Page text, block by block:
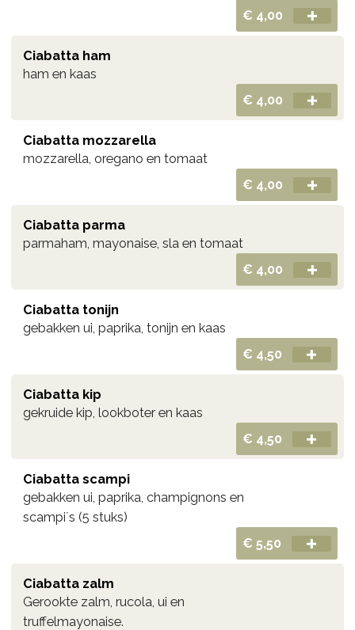
€ 4,00
Ciabatta ham
ham en kaas
€ 4,00
Ciabatta mozzarella
mozzarella, oregano en tomaat
€ 4,00
Ciabatta parma
parmaham, mayonaise, sla en tomaat
€ 4,00
Ciabatta tonijn
gebakken ui, paprika, tonijn en kaas
€ 4,50
Ciabatta kip
gekruide kip, lookboter en kaas
€ 4,50
Ciabatta scampi
gebakken ui, paprika, champignons en
scampi´s (5 stuks)
€ 5,50
Ciabatta zalm
Gerookte zalm, rucola, ui en
truffelmayonaise.